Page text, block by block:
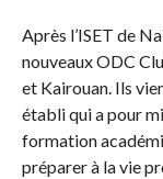
Après l’ISET de
nouveaux ODC
et Kairouan. Ils
établi qui a pour
formation
préparer à la vie